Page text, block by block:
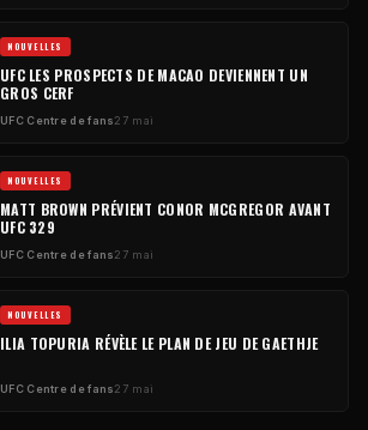
NOUVELLES
UFCLES PROSPECTS DE MACAO DEVIENNENT UN
GROS CERF
UFCCentre de fans27 mai
NOUVELLES
MATT BROWN PRÉVIENT CONOR MCGREGOR AVANT
UFC329
UFCCentre de fans27 mai
NOUVELLES
ILIA TOPURIA RÉVÈLE LE PLAN DE JEU DE GAETHJE
UFCCentre de fans27 mai